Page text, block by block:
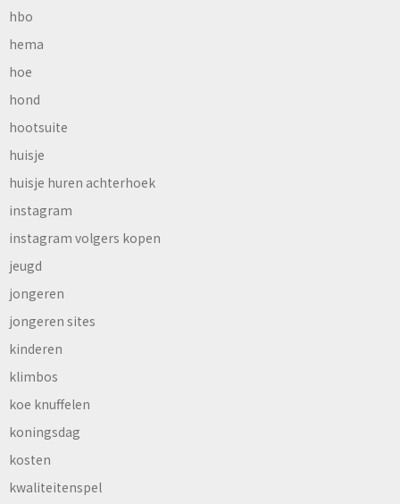
hbo
hema
hoe
hond
hootsuite
huisje
huisje huren achterhoek
instagram
instagram volgers kopen
jeugd
jongeren
jongeren sites
kinderen
klimbos
koe knuffelen
koningsdag
kosten
kwaliteitenspel